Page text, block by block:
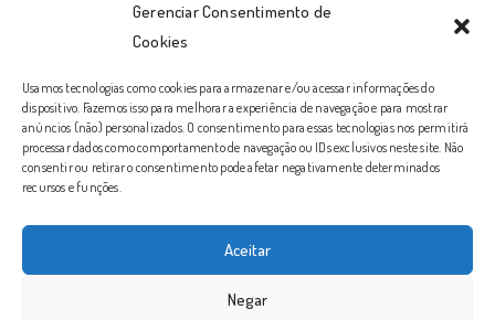
Gerenciar Consentimento de
Cookies
Usamos tecnologias como cookies para armazenar e/ou acessar informações do
dispositivo. Fazemos isso para melhorar a experiência de navegação e para mostrar
anúncios (não) personalizados. O consentimento para essas tecnologias nos permitirá
processar dados como comportamento de navegação ou IDs exclusivos neste site. Não
consentir ou retirar o consentimento pode afetar negativamente determinados
recursos e funções.
Aceitar
Negar
Links Úteis
Prazos de Entrega
Política de Trocas e Devoluções
Formas de Envio
Condições Gerais
SAC